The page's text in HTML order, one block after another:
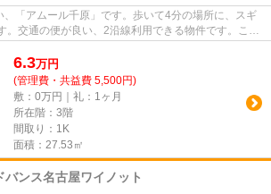
「アムール千原」です。歩いて4分の場所に、スギ
。交通の便が良い、2沿線利用できる物件です。こち
室...
6.3万円
(管理費・共益費 5,500円)
敷：0万円｜礼：1ヶ月
所在階：3階
間取り：1K
面積：27.53㎡
バンス名古屋ワイノット